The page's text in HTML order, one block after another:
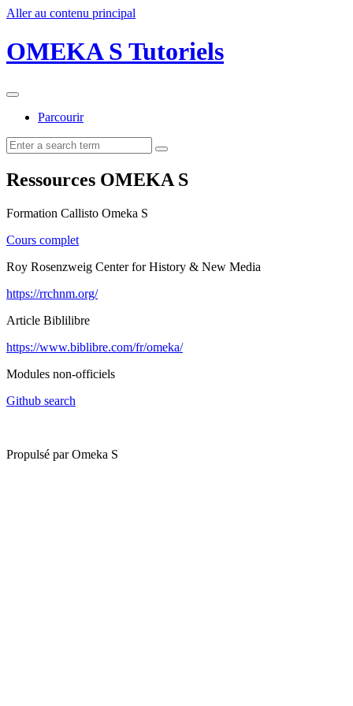
Aller au contenu principal
OMEKA S Tutoriels
Parcourir
Ressources OMEKA S
Formation Callisto Omeka S
Cours complet
Roy Rosenzweig Center for History & New Media
https://rrchnm.org/
Article Biblilibre
https://www.biblibre.com/fr/omeka/
Modules non-officiels
Github search
Propulsé par Omeka S